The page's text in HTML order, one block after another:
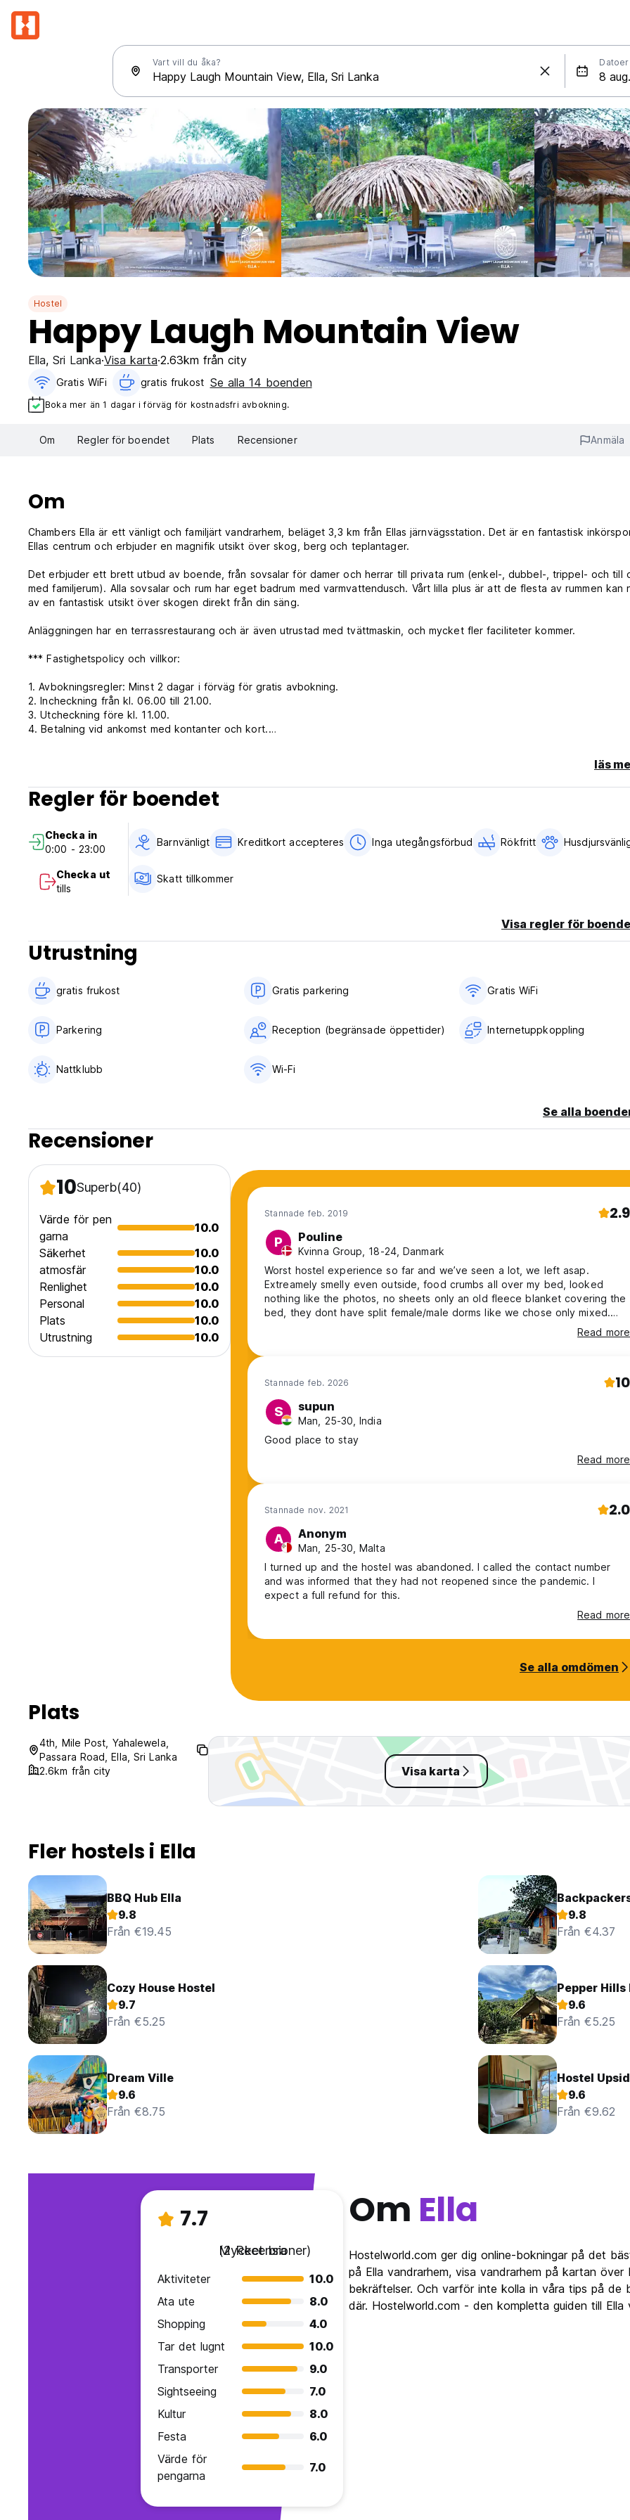
Vart vill du åka? Datoer
Hostel
Happy Laugh Mountain View
Ella, Sri Lanka Visa karta 2.63km från city
Gratis WiFi gratis frukost‎ Se alla 14 boenden
Boka mer än 1 dagar i förväg för kostnadsfri avbokning.
Om Regler för boendet Plats Recensioner Anmäla
Om
Chambers Ella är ett vänligt och familjärt vandrarhem, beläget 3,3 km från Ellas järnvägsstation. Det är en fantastisk
Ellas centrum och erbjuder en magnifik utsikt över skog, berg och teplantager.
Det erbjuder ett brett utbud av boende, från sovsalar för damer och herrar till privata rum (enkel-, dubbel-, trippel- och till
med familjerum). Alla sovsalar och rum har eget badrum med varmvattendusch. Vårt lilla plus är att de flesta av rummen kan
av en fantastisk utsikt över skogen direkt från din säng.
Anläggningen har en terrassrestaurang och är även utrustad med tvättmaskin, och mycket fler faciliteter kommer.
*** Fastighetspolicy och villkor:
1. Avbokningsregler: Minst 2 dagar i förväg för gratis avbokning.
2. Incheckning från kl. 06.00 till 21.00.
3. Utcheckning före kl. 11.00.
4. Betalning vid ankomst med kontanter och kort.
läs
Regler för boendet
Checka in
0:00 - 23:00
Checka ut
tills
Barnvänligt Kreditkort accepteres Inga utegångsförbud Rökfritt
Skatt tillkommer
Visa regler för
Utrustning
gratis frukost‎ Gratis parkering Gratis WiFi
Parkering Reception (begränsade öppettider) Internetuppkoppling
Nattklubb Wi-Fi
Se alla
Recensioner
10Superb(40)
Värde för pen
garna
10.0
Säkerhet
10.0
atmosfär
10.0
Renlighet
10.0
Personal
10.0
Plats
10.0
Utrustning
10.0
Stannade feb. 2019 2.9
P Pouline
Kvinna Group, 18-24, Danmark
Worst hostel experience so far and we’ve seen a lot, we left asap.
Extreamely smelly even outside, food crumbs all over my bed, looked
nothing like the photos, no sheets only an old fleece blanket covering the
bed, they dont have split female/male dorms like we chose only mixed.
Plus the guy greeting us seemed way high/drunk/both. Owner was kinda
nice and gave us no trouble leaving so that’s a plus if I’d give them one.
Read more
Stannade feb. 2026 10
S supun
Man, 25-30, India
Good place to stay
Read more
Stannade nov. 2021 2.0
A Anonym
Man, 25-30, Malta
I turned up and the hostel was abandoned. I called the contact number
and was informed that they had not reopened since the pandemic. I
expect a full refund for this.
Read more
Se alla omdömen
Plats
4th, Mile Post, Yahalewela,
Passara Road, Ella, Sri Lanka
2.6km från city
Visa karta
Fler hostels i Ella
BBQ Hub Ella
9.8
Från €19.45
9.8
Från €4.37
Cozy House Hostel
9.7
Från €5.25
Pepper Hills
9.6
Från €5.25
Dream Ville
9.6
Från €8.75
Hostel
9.6
Från €9.62
7.7
Mycket bra
(2 Recensioner)
Aktiviteter
10.0
Ata ute
8.0
Shopping
4.0
Tar det lugnt
10.0
Transporter
9.0
Sightseeing
7.0
Kultur
8.0
Festa
6.0
Värde för
pengarna
7.0
Om Ella
Hostelworld.com ger dig online-bokningar på det
på Ella vandrarhem, visa vandrarhem på kartan
bekräftelser. Och varför inte kolla in våra tips på
där. Hostelworld.com - den kompletta guiden till Ella